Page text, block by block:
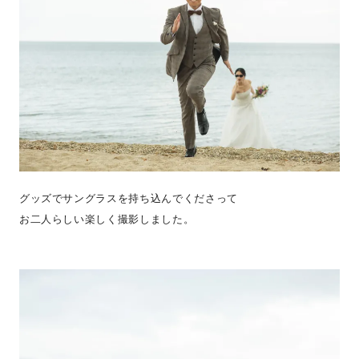
グッズでサングラスを持ち込んでくださって
お二人らしい楽しく撮影しました。